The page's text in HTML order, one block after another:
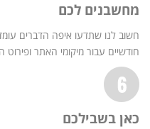
מחשבנים לכם
חשוב לנו שתדעו איפה הדברים
חודשיים עבור מיקומי האתר
כאן בשבילכם